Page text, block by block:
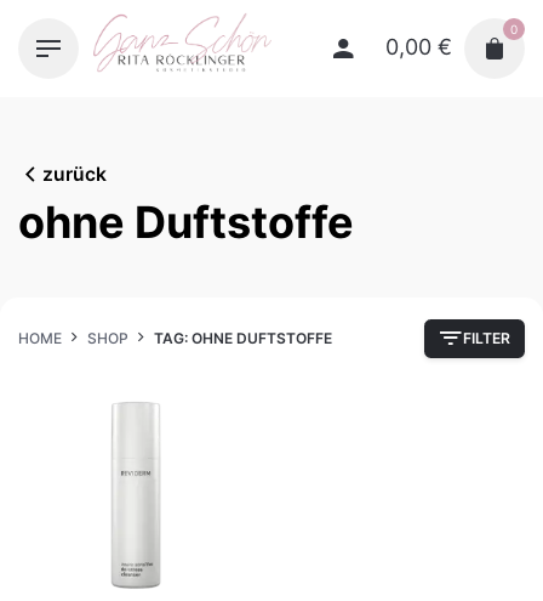
0,00 €
0
zurück
ohne Duftstoffe
HOME SHOP TAG: OHNE DUFTSTOFFE FILTER